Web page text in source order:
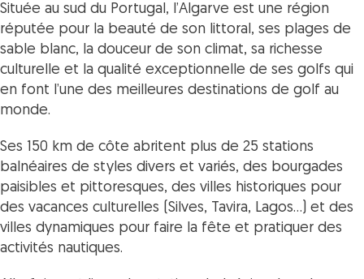
Située au sud du Portugal, l’Algarve est une région
réputée pour la beauté de son littoral, ses plages de
sable blanc, la douceur de son climat, sa richesse
culturelle et la qualité exceptionnelle de ses golfs qui
en font l’une des meilleures destinations de golf au
monde.
Ses 150 km de côte abritent plus de 25 stations
balnéaires de styles divers et variés, des bourgades
paisibles et pittoresques, des villes historiques pour
des vacances culturelles (Silves, Tavira, Lagos…) et des
villes dynamiques pour faire la fête et pratiquer des
activités nautiques.